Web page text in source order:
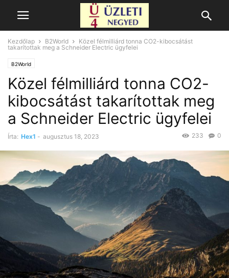
Kezdőlap B2World
Közel félmilliárd tonna CO2-kibocsátást
takarítottak meg a Schneider Electric ügyfelei
B2World
Közel félmilliárd tonna CO2-
kibocsátást takarítottak meg
a Schneider Electric ügyfelei
Írta: Hex1 - augusztus 18, 2023 0
233